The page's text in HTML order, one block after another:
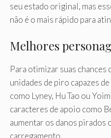
seu estado original, mas
não é o mais rápido para
Melhores
Para otimizar suas
unidades de piro capazes
como Lyney, Hu Tao ou
caracteres de apoio como
aumentar os danos pirados
carregamento.